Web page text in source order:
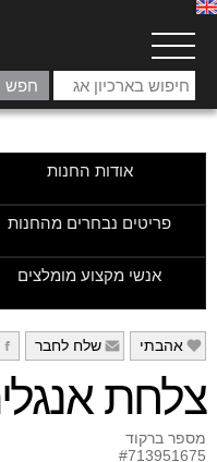
אודות החנות
פריטים נבחרים מהחנות
אנשי מקצוע מומלצים
e אהבתי f שלח לחבר g
צלחת
מספר ברקוד
#713951675